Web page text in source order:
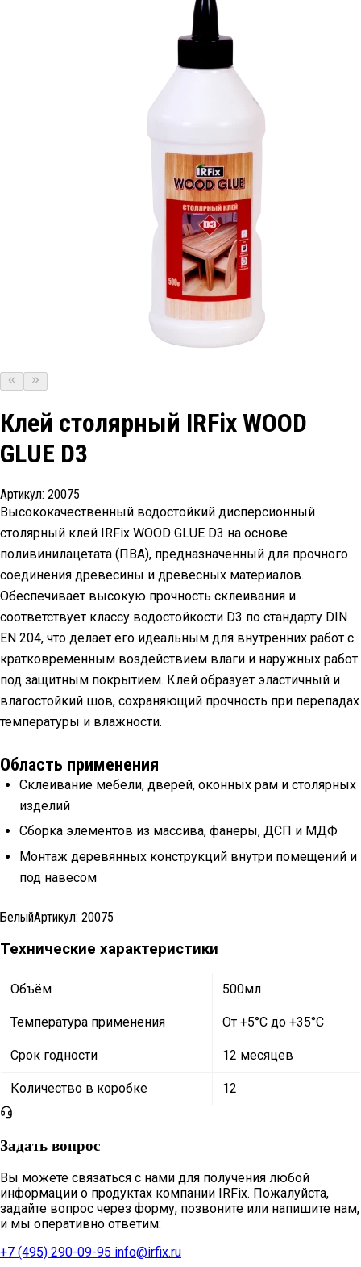
Клей столярный IRFix WOOD
GLUE D3
Артикул: 20075
Высококачественный водостойкий дисперсионный
столярный клей IRFix WOOD GLUE D3 на основе
поливинилацетата (ПВА), предназначенный для прочного
соединения древесины и древесных материалов.
Обеспечивает высокую прочность склеивания и
соответствует классу водостойкости D3 по стандарту DIN
EN 204, что делает его идеальным для внутренних работ с
кратковременным воздействием влаги и наружных работ
под защитным покрытием. Клей образует эластичный и
влагостойкий шов, сохраняющий прочность при перепадах
температуры и влажности.
Область применения
Склеивание мебели, дверей, оконных рам и столярных
изделий
Сборка элементов из массива, фанеры, ДСП и МДФ
Монтаж деревянных конструкций внутри помещений и
под навесом
БелыйАртикул: 20075
Технические характеристики
Объём 500мл
Температура применения От +5°С до +35°С
Срок годности 12 месяцев
Количество в коробке 12
Задать вопрос
Вы можете связаться с нами для получения любой
информации о продуктах компании IRFix. Пожалуйста,
задайте вопрос через форму, позвоните или напишите нам,
и мы оперативно ответим:
+7 (495) 290-09-95 info@irfix.ru